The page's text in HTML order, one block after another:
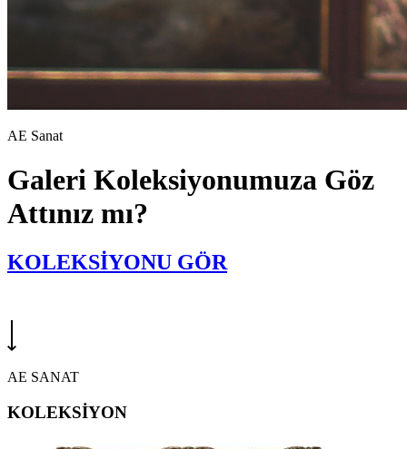
AE Sanat
Galeri Koleksiyonumuza Göz
Attınız mı?
KOLEKSİYONU GÖR
AE SANAT
KOLEKSİYON